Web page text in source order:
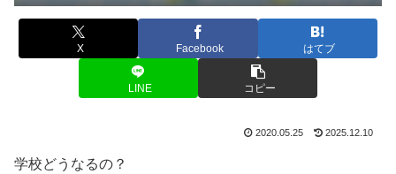
X Facebook はてブ
LINE コピー
2020.05.25 2025.12.10
学校どうなるの？